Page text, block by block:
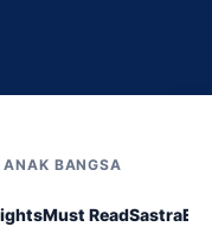
BANGSA
Must ReadSastra